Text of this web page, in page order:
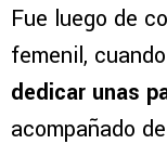
Fue luego de
femenil, cuando
dedicar unas
acompañado